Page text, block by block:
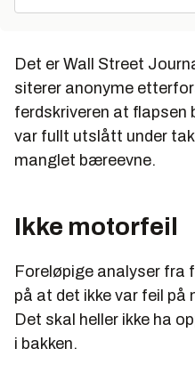
Det er Wall Street
siterer anonyme
ferdskriveren at flapsen
var fullt utslått under
manglet bæreevne.
Ikke motorfeil
Foreløpige analyser fra
på at det ikke var feil på
Det skal heller ikke ha
i bakken.